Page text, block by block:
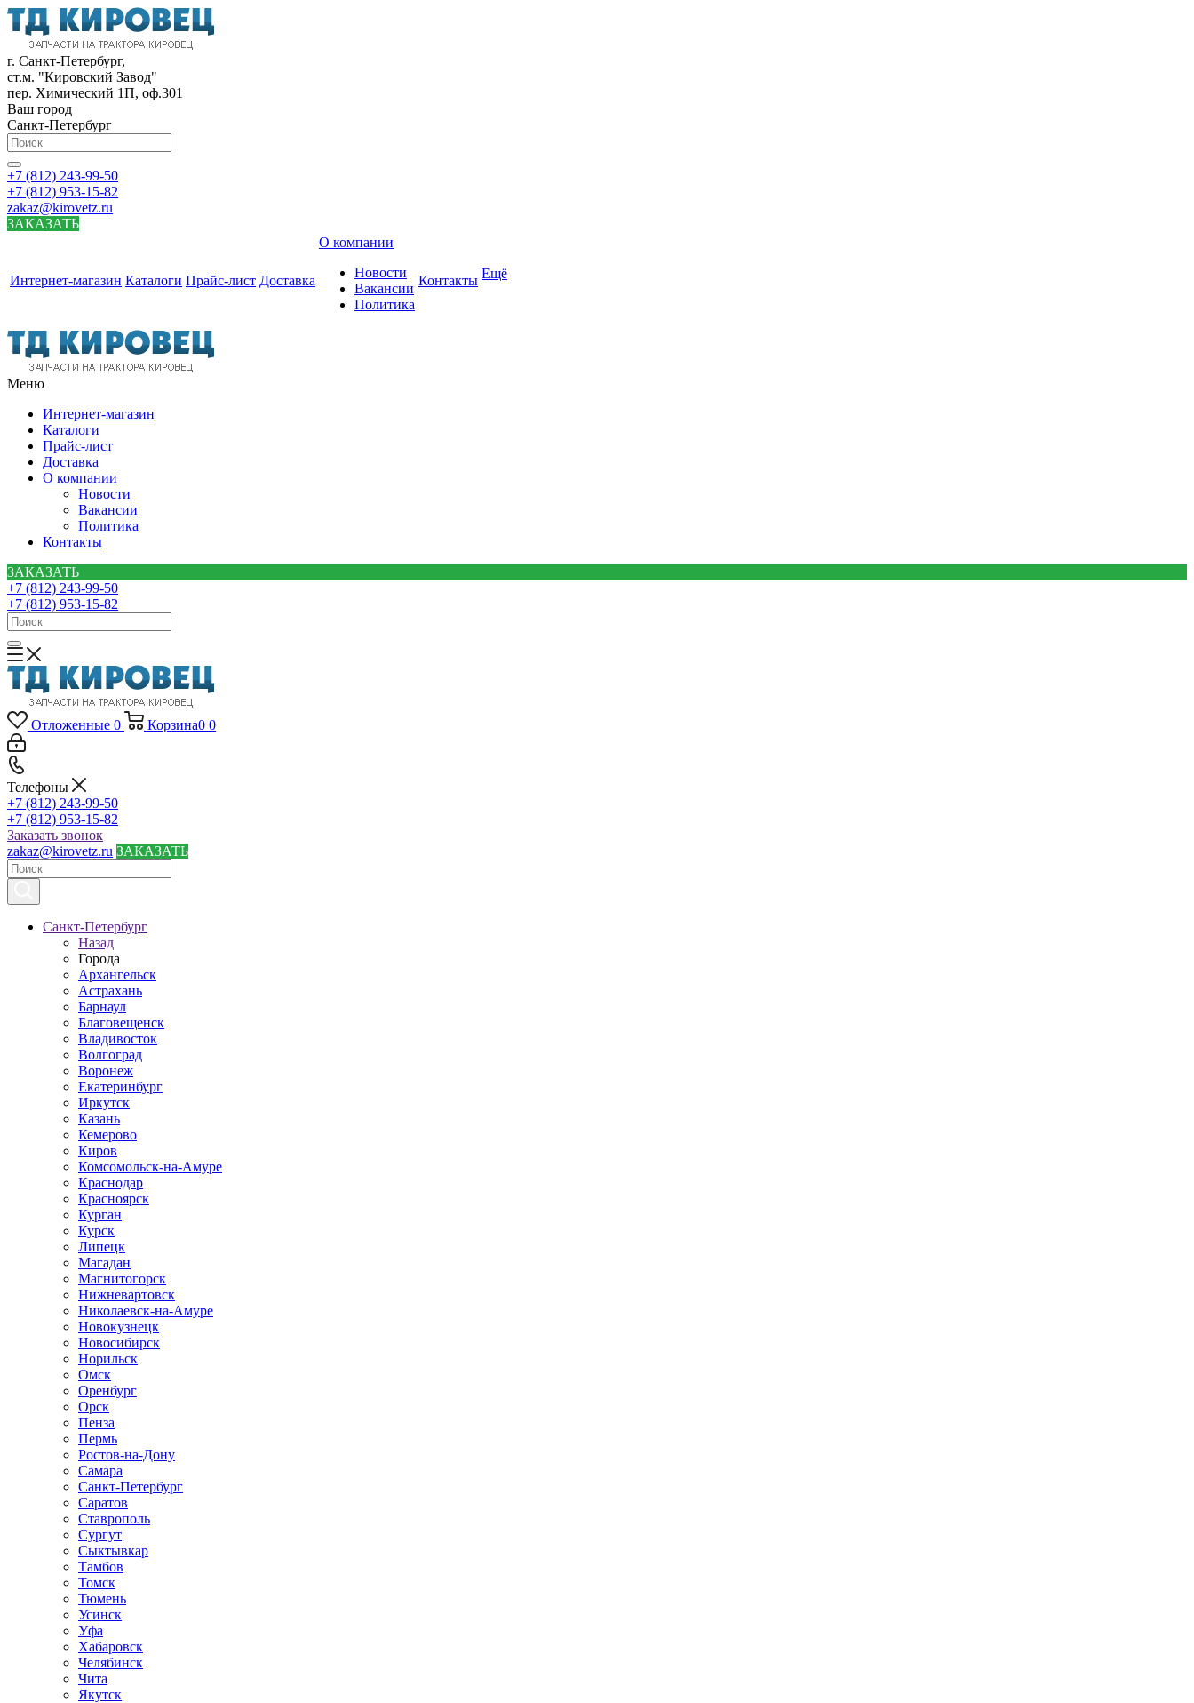
г. Санкт-Петербург,
ст.м. "Кировский Завод"
пер. Химический 1П, оф.301
Ваш город
Санкт-Петербург
+7 (812) 243-99-50
+7 (812) 953-15-82
zakaz@kirovetz.ru
ЗАКАЗАТЬ
Интернет-магазин Каталоги Прайс-лист Доставка
О компании
Новости
Вакансии
Политика
Контакты Ещё
Меню
Интернет-магазин
Каталоги
Прайс-лист
Доставка
О компании
Новости
Вакансии
Политика
Контакты
ЗАКАЗАТЬ
+7 (812) 243-99-50
+7 (812) 953-15-82
Отложенные 0 Корзина0 0
Телефоны
+7 (812) 243-99-50
+7 (812) 953-15-82
Заказать звонок
zakaz@kirovetz.ru ЗАКАЗАТЬ
Санкт-Петербург
Назад
Города
Архангельск
Астрахань
Барнаул
Благовещенск
Владивосток
Волгоград
Воронеж
Екатеринбург
Иркутск
Казань
Кемерово
Киров
Комсомольск-на-Амуре
Краснодар
Красноярск
Курган
Курск
Липецк
Магадан
Магнитогорск
Нижневартовск
Николаевск-на-Амуре
Новокузнецк
Новосибирск
Норильск
Омск
Оренбург
Орск
Пенза
Пермь
Ростов-на-Дону
Самара
Санкт-Петербург
Саратов
Ставрополь
Сургут
Сыктывкар
Тамбов
Томск
Тюмень
Усинск
Уфа
Хабаровск
Челябинск
Чита
Якутск